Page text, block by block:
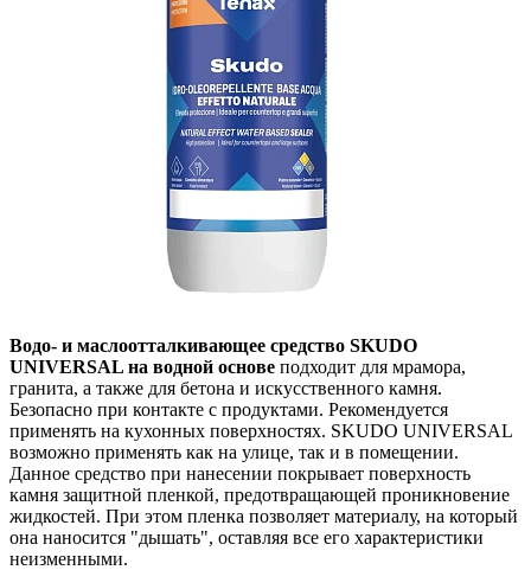
Водо- и маслоотталкивающее средство SKUDO
UNIVERSAL на водной основе подходит для мрамора,
гранита, а также для бетона и искусственного камня.
Безопасно при контакте с продуктами. Рекомендуется
применять на кухонных поверхностях. SKUDO UNIVERSAL
возможно применять как на улице, так и в помещении.
Данное средство при нанесении покрывает поверхность
камня защитной пленкой, предотвращающей проникновение
жидкостей. При этом пленка позволяет материалу, на который
она наносится "дышать", оставляя все его характеристики
неизменными.